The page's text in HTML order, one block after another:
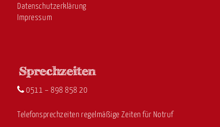
Datenschutzerklärung
Impressum
0511 – 898 858 20
Telefonsprechzeiten regelmäßige Zeiten für Notruf